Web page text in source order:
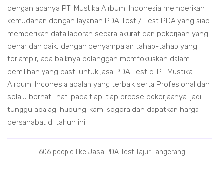
dengan adanya PT. Mustika Airbumi Indonesia memberikan
kemudahan dengan layanan PDA Test / Test PDA yang siap
memberikan data laporan secara akurat dan pekerjaan yang
benar dan baik, dengan penyampaian tahap-tahap yang
terlampir, ada baiknya pelanggan memfokuskan dalam
pemilihan yang pasti untuk jasa PDA Test di PT.Mustika
Airbumi Indonesia adalah yang terbaik serta Profesional dan
selalu berhati-hati pada tiap-tiap proese pekerjaanya. jadi
tunggu apalagi hubungi kami segera dan dapatkan harga
bersahabat di tahun ini.
606 people like Jasa PDA Test Tajur Tangerang